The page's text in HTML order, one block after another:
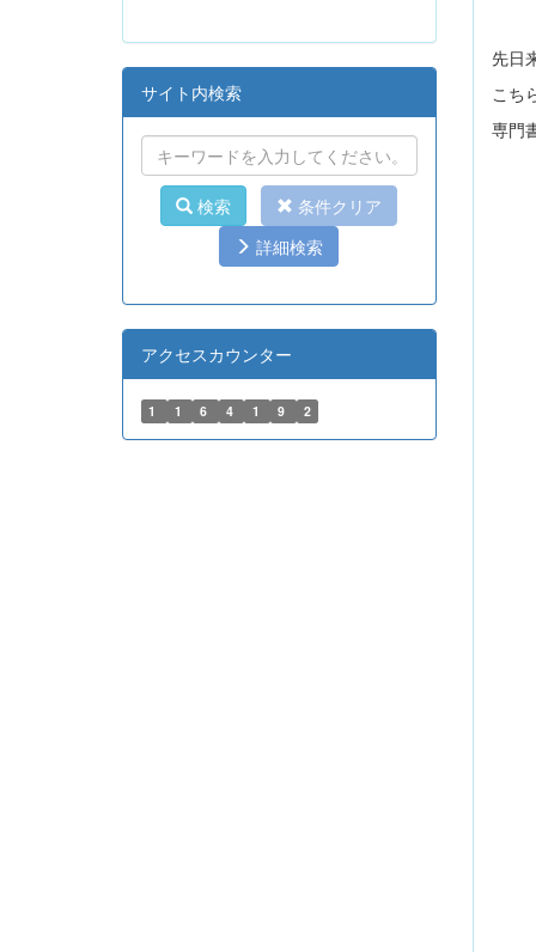
先日
こち
専門
サイト内検索
検索
条件クリア
詳細検索
アクセスカウンター
1 1 6 4 1 9 2